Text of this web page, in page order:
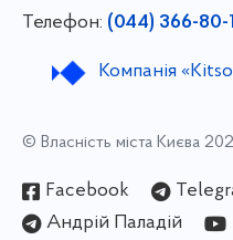
Телефон: (044) 366-80-
Компанія
© Власність міста Києва
Facebook
Андрій Паладій